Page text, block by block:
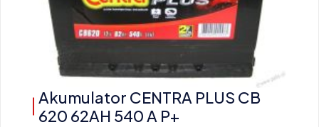
Akumulator CENTRA PLUS CB
620 62AH 540 A P+